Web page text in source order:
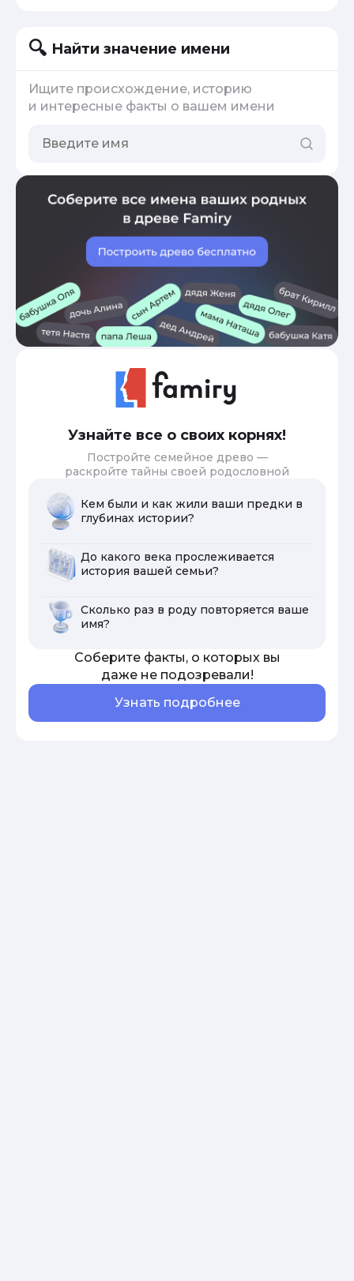
Найти значение имени
Ищите происхождение, историю
и интересные факты о вашем имени
Узнайте все о своих корнях!
Постройте семейное древо —
раскройте тайны своей родословной
Кем были и как жили ваши предки в
глубинах истории?
До какого века прослеживается
история вашей семьи?
Сколько раз в роду повторяется ваше
имя?
Соберите факты, о которых вы
даже не подозревали!
Узнать подробнее